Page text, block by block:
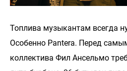
Топлива музыкантам всегда
Особенно Pantera. Перед
коллектива Фил Ансельмо